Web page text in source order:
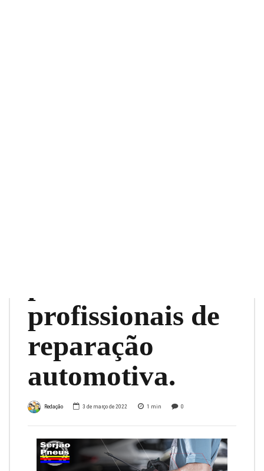
profissionais de
reparação
automotiva.
Redação 3 de março de 2022 1 min 0